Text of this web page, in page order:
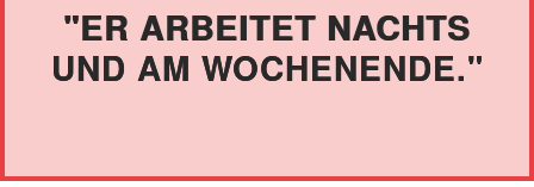
"ER ARBEITET NACHTS
UND AM WOCHENENDE."